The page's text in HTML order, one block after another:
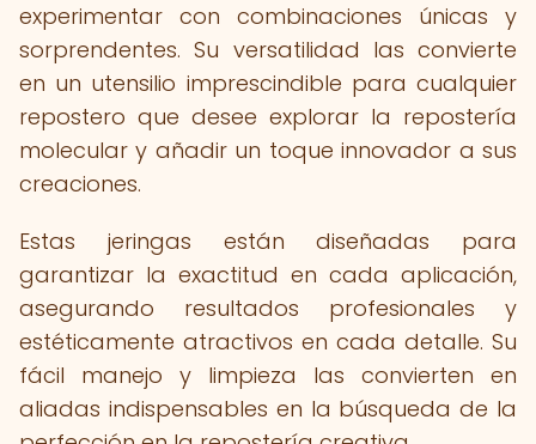
experimentar con combinaciones únicas y
sorprendentes. Su versatilidad las convierte
en un utensilio imprescindible para cualquier
repostero que desee explorar la repostería
molecular y añadir un toque innovador a sus
creaciones.
Estas jeringas están diseñadas para
garantizar la exactitud en cada aplicación,
asegurando resultados profesionales y
estéticamente atractivos en cada detalle. Su
fácil manejo y limpieza las convierten en
aliadas indispensables en la búsqueda de la